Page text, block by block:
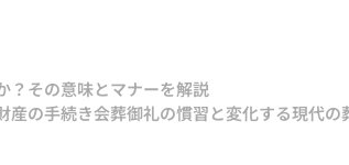
？その意味とマナーを解説
産の手続き会葬御礼の慣習と変化する現代の